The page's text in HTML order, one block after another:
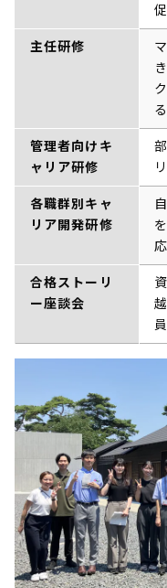
主任研修
る
管理者向けキ
ャリア研修
各職群別キャ
リア開発研修
合格ストーリ
ー座談会